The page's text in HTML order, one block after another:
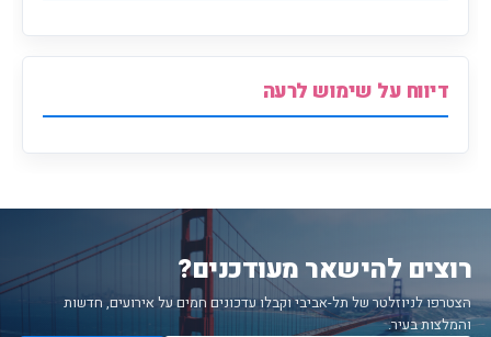
דיווח על שימוש לרעה
רוצים להישאר מעודכנים?
הצטרפו לניוזלטר של תל-אביבי וקבלו עדכונים חמים על אירועים, חדשות
והמלצות בעיר.